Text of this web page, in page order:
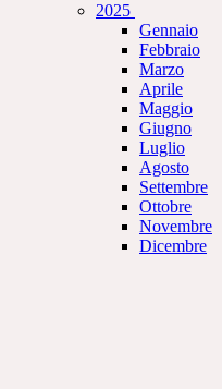
2025
Gennaio
Febbraio
Marzo
Aprile
Maggio
Giugno
Luglio
Agosto
Settembre
Ottobre
Novembre
Dicembre